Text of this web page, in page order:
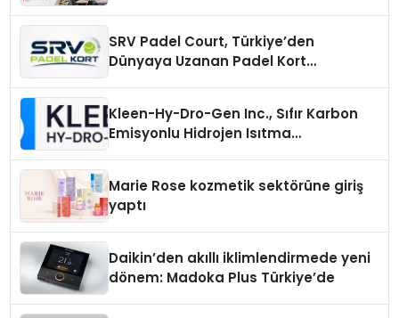
SRV Padel Court, Türkiye’den
Dünyaya Uzanan Padel Kort
Kleen-Hy-Dro-Gen Inc., Sıfır Karbon
Emisyonlu Hidrojen Isıtma
Marie Rose kozmetik sektörüne giriş
yaptı
Daikin’den akıllı iklimlendirmede yeni
dönem: Madoka Plus Türkiye’de